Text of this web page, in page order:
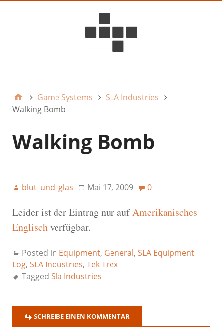
Game Systems
SLA Industries
Walking Bomb
Walking Bomb
blut_und_glas Mai 17, 2009 0
Leider ist der Eintrag nur aufAmerikanisches
Englischverfügbar.
Posted in Equipment, General, SLA Equipment
Log, SLA Industries, Tek Trex
Tagged Sla Industries
SCHREIBE EINEN KOMMENTAR